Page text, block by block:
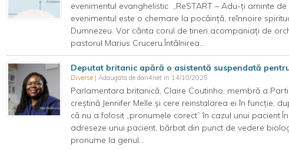
evenimentul evanghelistic „ReSTART – Adu-ți aminte
evenimentul este o chemare la pocăință, reînnoire
Dumnezeu. Vor cânta corul de tineri acompaniați de
pastorul Marius Cruceru.Întâlnirea...
Deputat britanic apără o asistentă suspendată
Diverse | Adaugata de dan4net in 14/10/2025
Parlamentara britanică, Claire Coutinho, membră a
creștină Jennifer Melle și cere reinstalarea ei în funcție,
că nu a folosit „pronumele corect” în cazul unui
adreseze unui pacient, bărbat din punct de vedere
pronume la genul...